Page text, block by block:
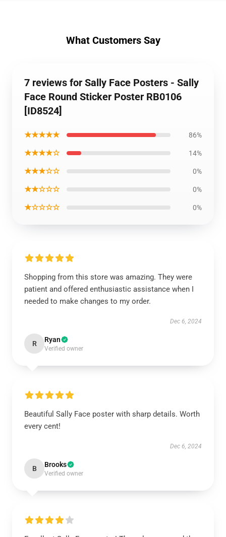
What Customers Say
7 reviews for Sally Face Posters - Sally
Face Round Sticker Poster RB0106
[ID8524]
★★★★★ 86%
★★★★☆ 14%
★★★☆☆ 0%
★★☆☆☆ 0%
★☆☆☆☆ 0%
Shopping from this store was amazing. They were
patient and offered enthusiastic assistance when I
needed to make changes to my order.
Dec 6, 2024
R Ryan
Verified owner
Beautiful Sally Face poster with sharp details. Worth
every cent!
Dec 6, 2024
B Brooks
Verified owner